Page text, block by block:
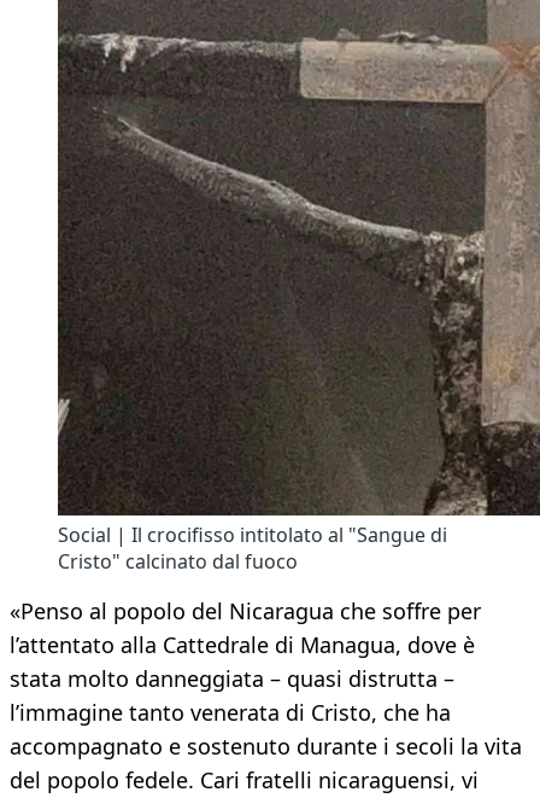
Social | Il crocifisso intitolato al "Sangue di
Cristo" calcinato dal fuoco
«Penso al popolo del Nicaragua che soffre per
l’attentato alla Cattedrale di Managua, dove è
stata molto danneggiata – quasi distrutta –
l’immagine tanto venerata di Cristo, che ha
accompagnato e sostenuto durante i secoli la vita
del popolo fedele. Cari fratelli nicaraguensi, vi